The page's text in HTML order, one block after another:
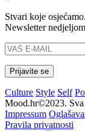
Stvari koje
Newsletter
Culture Style Self
Mood.hr©2023. Sva
Impressum
Pravila privatnosti